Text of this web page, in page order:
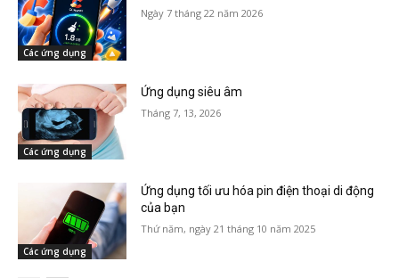
Các ứng dụng
Ngày 7 tháng 22 năm 2026
Các ứng dụng
Ứng dụng siêu âm
Tháng 7, 13, 2026
Các ứng dụng
Ứng dụng tối ưu hóa pin điện thoại di động
của bạn
Thứ năm, ngày 21 tháng 10 năm 2025